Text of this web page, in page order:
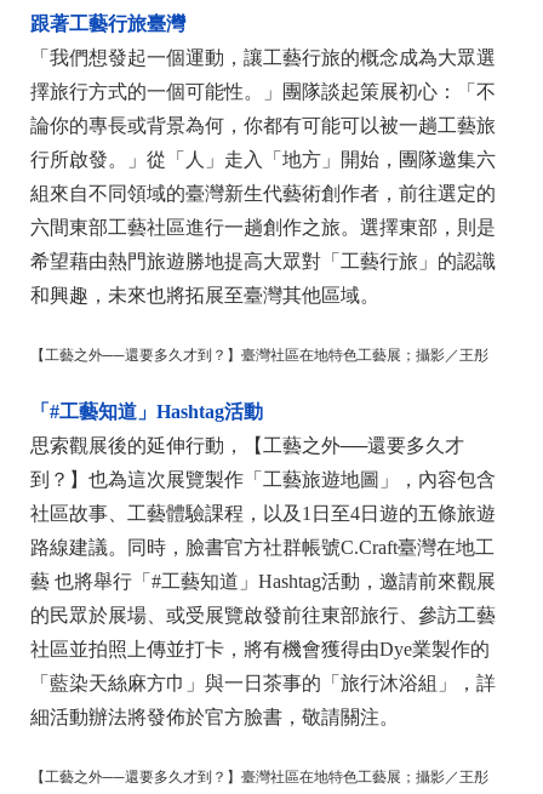
跟著工藝行旅臺灣
「我們想發起一個運動，讓工藝行旅的概念成為大眾選
擇旅行方式的一個可能性。」團隊談起策展初心：「不
論你的專長或背景為何，你都有可能可以被一趟工藝旅
行所啟發。」從「人」走入「地方」開始，團隊邀集六
組來自不同領域的臺灣新生代藝術創作者，前往選定的
六間東部工藝社區進行一趟創作之旅。選擇東部，則是
希望藉由熱門旅遊勝地提高大眾對「工藝行旅」的認識
和興趣，未來也將拓展至臺灣其他區域。
【工藝之外──還要多久才到？】臺灣社區在地特色工藝展；攝影／王彤
「#工藝知道」Hashtag活動
思索觀展後的延伸行動，【工藝之外──還要多久才
到？】也為這次展覽製作「工藝旅遊地圖」，內容包含
社區故事、工藝體驗課程，以及1日至4日遊的五條旅遊
路線建議。同時，臉書官方社群帳號C.Craft臺灣在地工
藝 也將舉行「#工藝知道」Hashtag活動，邀請前來觀展
的民眾於展場、或受展覽啟發前往東部旅行、參訪工藝
社區並拍照上傳並打卡，將有機會獲得由Dye業製作的
「藍染天絲麻方巾」與一日茶事的「旅行沐浴組」，詳
細活動辦法將發佈於官方臉書，敬請關注。
【工藝之外──還要多久才到？】臺灣社區在地特色工藝展；攝影／王彤